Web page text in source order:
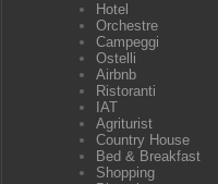
Hotel
Orchestre
Campeggi
Ostelli
Airbnb
Ristoranti
IAT
Agriturist
Country House
Bed & Breakfast
Shopping